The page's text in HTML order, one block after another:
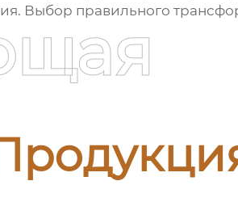
Выбор правильного